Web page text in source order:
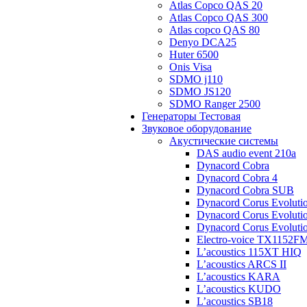
Atlas Copco QAS 20
Atlas Copco QAS 300
Atlas copco QAS 80
Denyo DCA25
Huter 6500
Onis Visa
SDMO j110
SDMO JS120
SDMO Ranger 2500
Генераторы Тестовая
Звуковое оборудование
Акустические системы
DAS audio event 210a
Dynacord Cobra
Dynacord Cobra 4
Dynacord Cobra SUB
Dynacord Corus
Dynacord Corus
Dynacord Corus
Electro-voice
L’acoustics 115XT HIQ
L’acoustics ARCS II
L’acoustics KARA
L’acoustics KUDO
L’acoustics SB18